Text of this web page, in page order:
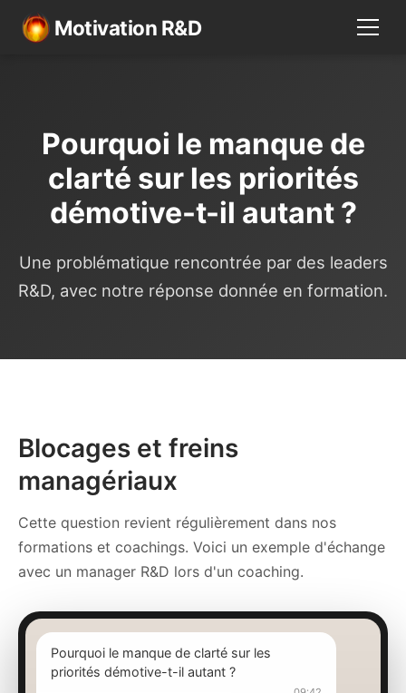
Motivation R&D
Pourquoi le manque de
clarté sur les priorités
démotive-t-il autant ?
Une problématique rencontrée par des leaders
R&D, avec notre réponse donnée en formation.
Blocages et freins
managériaux
Cette question revient régulièrement dans nos
formations et coachings. Voici un exemple d'échange
avec un manager R&D lors d'un coaching.
Pourquoi le manque de clarté sur les
priorités démotive-t-il autant ?